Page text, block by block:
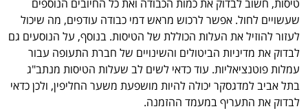
טיסות, חשוב לבדוק את כמות הכבודה ואת כל החיובים הנוספים
שעשויים לחול. אפשר לרכוש מראש דמי כבודה עודפים, מה שיכול
לעזור להוזיל את העלות הכוללת של הטיסות. בנוסף, על הנוסעים גם
לבדוק את מדיניות הביטולים והשינויים של חברת התעופה עבור
עמלות פוטנציאליות. עוד כדאי לשים לב שעלות הטיסות מנתב"ג
בתל אביב למדגסקר יכולה להיות מושפעת משער החליפין, ולכן כדאי
לבדוק את התעריף במעמד ההזמנה.